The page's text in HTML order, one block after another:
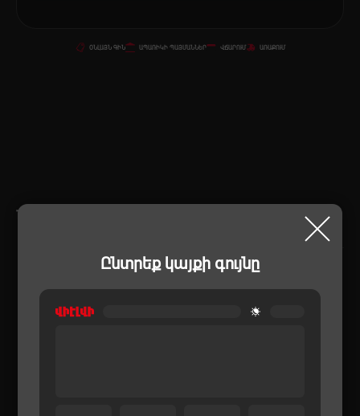
Ընտրեք կայքի գույնը
ՕՆԼԱՅՆ ԳԻՆ ԱՊԱՌԻԿԻ ՊԱՅՄԱՆՆԵՐ ՎՃԱՐՈՒՄ ԱՌԱՔՈՒՄ
ՆՄԱՆԱՏԻՊ ԱՊՐԱՆՔՆԵՐ